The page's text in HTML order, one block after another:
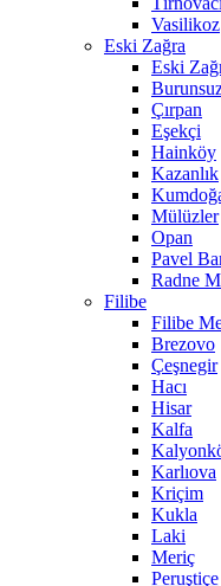
Vasilikoz
Eski Zağra
Eski
Çırpan
Eşekçi
Hainköy
Kazanlık
Mülüzler
Opan
Pavel
Radne
Filibe
Filibe
Brezovo
Çeşnegir
Hacı
Hisar
Kalfa
Karlıova
Kriçim
Kukla
Laki
Meriç
Peruştiçe